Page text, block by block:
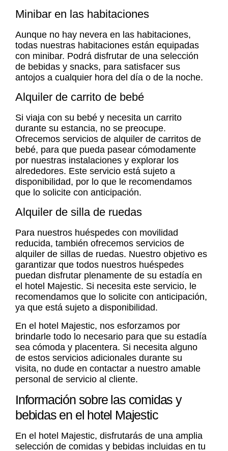
Minibar en las habitaciones
Aunque no hay nevera en las habitaciones,
todas nuestras habitaciones están equipadas
con minibar. Podrá disfrutar de una selección
de bebidas y snacks, para satisfacer sus
antojos a cualquier hora del día o de la noche.
Alquiler de carrito de bebé
Si viaja con su bebé y necesita un carrito
durante su estancia, no se preocupe.
Ofrecemos servicios de alquiler de carritos de
bebé, para que pueda pasear cómodamente
por nuestras instalaciones y explorar los
alrededores. Este servicio está sujeto a
disponibilidad, por lo que le recomendamos
que lo solicite con anticipación.
Alquiler de silla de ruedas
Para nuestros huéspedes con movilidad
reducida, también ofrecemos servicios de
alquiler de sillas de ruedas. Nuestro objetivo es
garantizar que todos nuestros huéspedes
puedan disfrutar plenamente de su estadía en
el hotel Majestic. Si necesita este servicio, le
recomendamos que lo solicite con anticipación,
ya que está sujeto a disponibilidad.
En el hotel Majestic, nos esforzamos por
brindarle todo lo necesario para que su estadía
sea cómoda y placentera. Si necesita alguno
de estos servicios adicionales durante su
visita, no dude en contactar a nuestro amable
personal de servicio al cliente.
Información sobre las comidas y
bebidas en el hotel Majestic
En el hotel Majestic, disfrutarás de una amplia
selección de comidas y bebidas incluidas en tu